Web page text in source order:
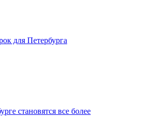
для Петербурга
становятся все более